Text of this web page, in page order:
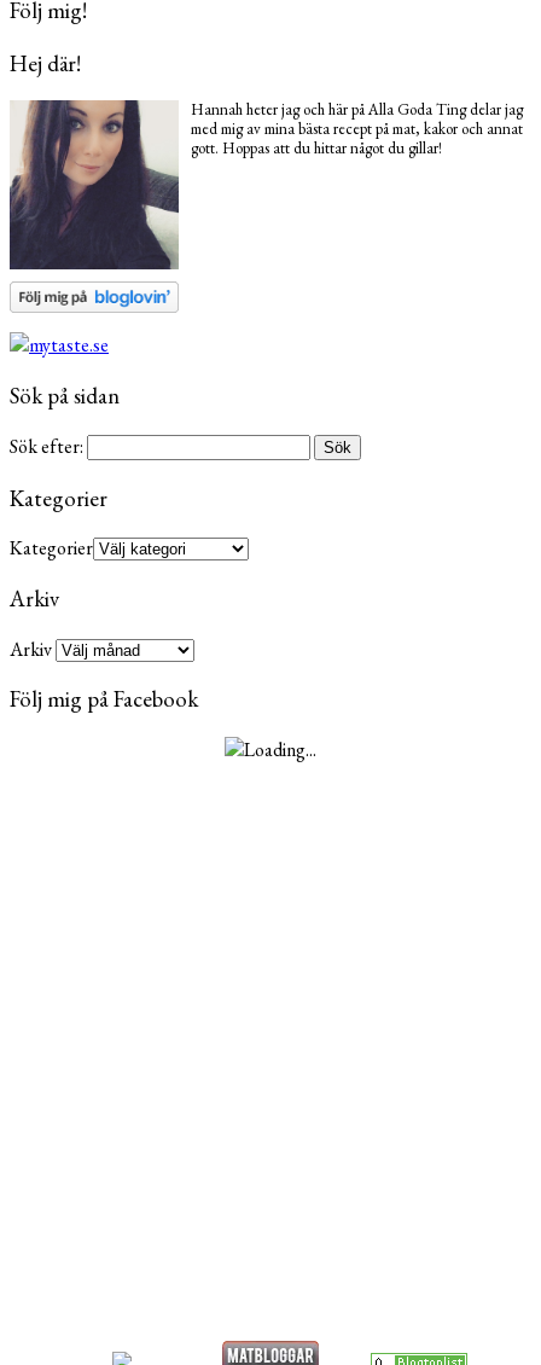
Följ mig!
Hej där!
Hannah heter jag och här på Alla Goda Ting delar jag
med mig av mina bästa recept på mat, kakor och annat
gott. Hoppas att du hittar något du gillar!
Sök på sidan
Sök efter:
Kategorier
Kategorier
Arkiv
Arkiv
Följ mig på Facebook